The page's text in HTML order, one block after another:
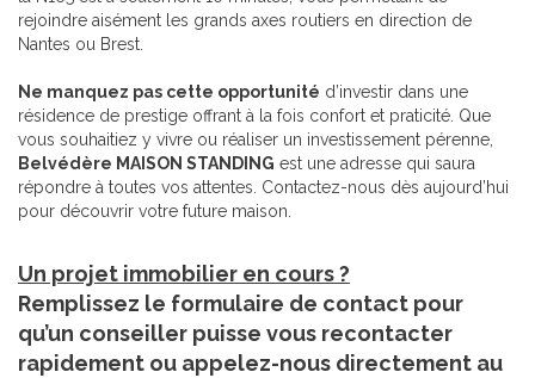
rejoindre aisément les grands axes routiers en direction de
Nantes ou Brest.
Ne manquez pas cette opportunité d’investir dans une
résidence de prestige offrant à la fois confort et praticité. Que
vous souhaitiez y vivre ou réaliser un investissement pérenne,
Belvédère MAISON STANDING est une adresse qui saura
répondre à toutes vos attentes. Contactez-nous dès aujourd’hui
pour découvrir votre future maison.
Un projet immobilier en cours ?
Remplissez le formulaire de contact pour
qu’un conseiller puisse vous recontacter
rapidement ou appelez-nous directement au